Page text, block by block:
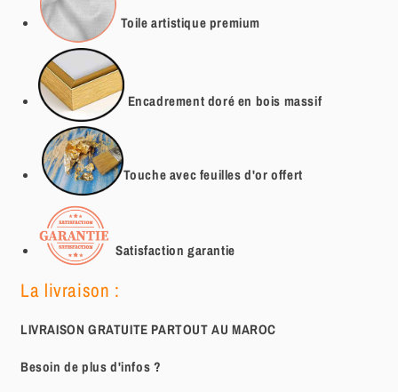
Toile artistiquepremium
Encadrement doré en bois massif
Touche avec feuilles d'or offert
Satisfaction garantie
La livraison :
LIVRAISON GRATUITE PARTOUT AU MAROC
Besoin de plus d'infos ?